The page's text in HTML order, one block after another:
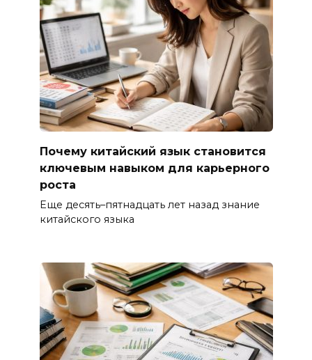
Почему китайский язык становится
ключевым навыком для карьерного
роста
Еще десять–пятнадцать лет назад знание
китайского языка